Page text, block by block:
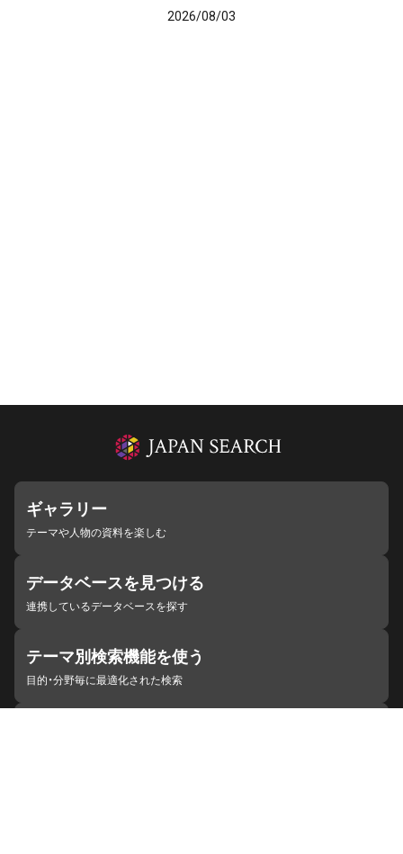
2026/08/03
ギャラリー
テーマや人物の資料を楽しむ
データベースを見つける
連携しているデータベースを探す
テーマ別検索機能を使う
目的・分野毎に最適化された検索